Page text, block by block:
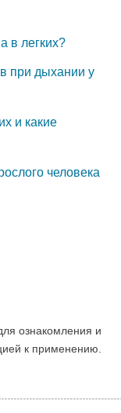
в легких?
при дыхании у
и какие
человека
ознакомления и
к применению.